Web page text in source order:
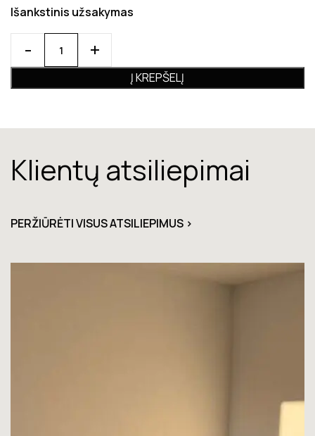
Išankstinis užsakymas
Į KREPŠELĮ
Klientų atsiliepimai
PERŽIŪRĖTI VISUS ATSILIEPIMUS >